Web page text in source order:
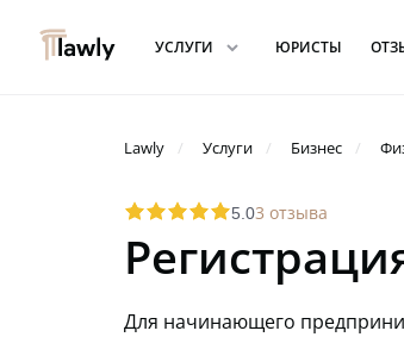
УСЛУГИ arrowdown ЮРИСТЫ
Lawly Услуги Бизнес
starstarstarstarstar5.03 отзыва
Для начинающего